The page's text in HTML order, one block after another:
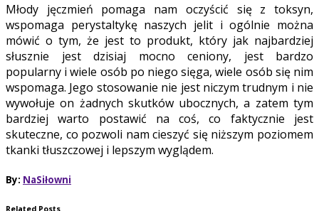
Młody jęczmień pomaga nam oczyścić się z toksyn,
wspomaga perystaltykę naszych jelit i ogólnie można
mówić o tym, że jest to produkt, który jak najbardziej
słusznie jest dzisiaj mocno ceniony, jest bardzo
popularny i wiele osób po niego sięga, wiele osób się nim
wspomaga. Jego stosowanie nie jest niczym trudnym i nie
wywołuje on żadnych skutków ubocznych, a zatem tym
bardziej warto postawić na coś, co faktycznie jest
skuteczne, co pozwoli nam cieszyć się niższym poziomem
tkanki tłuszczowej i lepszym wyglądem.
By: NaSiłowni
Related Posts